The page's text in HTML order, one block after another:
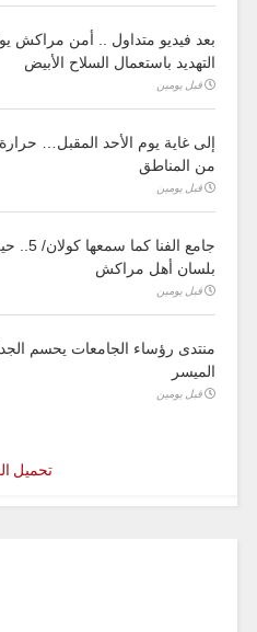
بعد فيديو متداول .. أمن
التهديد باستعمال السلاح الأبيض
قبل يومين
إلى غاية يوم الأحد المقبل…
من المناطق
قبل يومين
جامع
بلسان أهل مراكش
قبل يومين
منتدى رؤساء الجامعات يحسم
الميسر
قبل يومين
تحميل